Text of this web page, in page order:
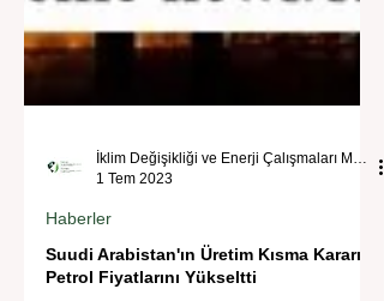
1 Tem 2023
Haberler